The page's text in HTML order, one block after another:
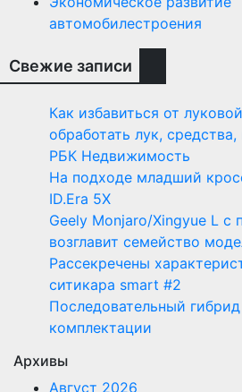
автомобилестроения
Свежие записи
Как избавиться от
обработать лук,
РБК Недвижимость
На подходе младший
ID.Era 5X
Geely Monjaro/Xingyue L с
возглавит семейство
Рассекречены
ситикара smart #2
Последовательный
комплектации
Архивы
Август 2026